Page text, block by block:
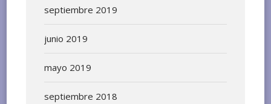
septiembre 2019
junio 2019
mayo 2019
septiembre 2018